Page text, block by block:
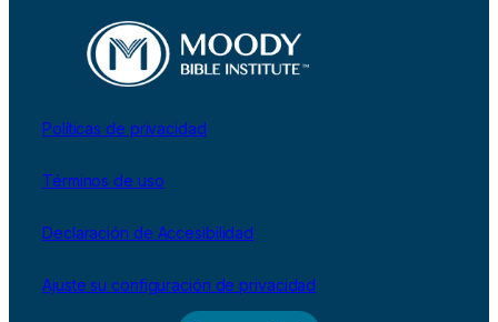
Políticas de privacidad
Términos de uso
Declaración de Accesibilidad
Ajuste su configuración de privacidad